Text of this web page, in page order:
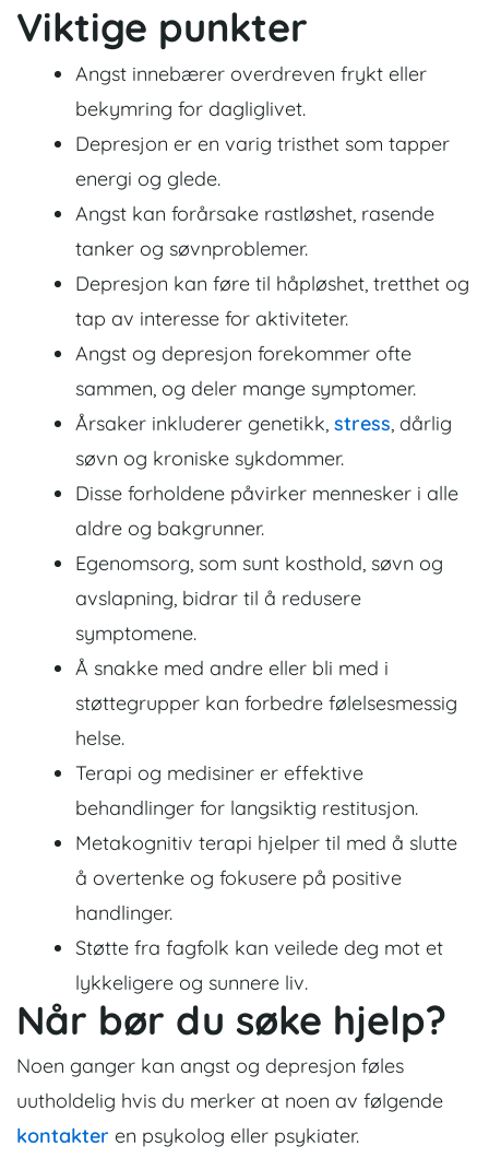
Viktige punkter
Angst innebærer overdreven frykt eller
bekymring for dagliglivet.
Depresjon er en varig tristhet som tapper
energi og glede.
Angst kan forårsake rastløshet, rasende
tanker og søvnproblemer.
Depresjon kan føre til håpløshet, tretthet og
tap av interesse for aktiviteter.
Angst og depresjon forekommer ofte
sammen, og deler mange symptomer.
Årsaker inkluderer genetikk, stress, dårlig
søvn og kroniske sykdommer.
Disse forholdene påvirker mennesker i alle
aldre og bakgrunner.
Egenomsorg, som sunt kosthold, søvn og
avslapning, bidrar til å redusere
symptomene.
Å snakke med andre eller bli med i
støttegrupper kan forbedre følelsesmessig
helse.
Terapi og medisiner er effektive
behandlinger for langsiktig restitusjon.
Metakognitiv terapi hjelper til med å slutte
å overtenke og fokusere på positive
handlinger.
Støtte fra fagfolk kan veilede deg mot et
lykkeligere og sunnere liv.
Når bør du søke hjelp?
Noen ganger kan angst og depresjon føles
uutholdelig hvis du merker at noen av følgende
kontakter en psykolog eller psykiater.